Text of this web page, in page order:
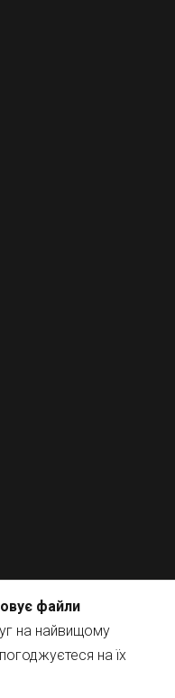
файли
на найвищому
на їх